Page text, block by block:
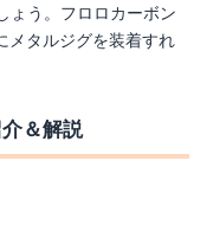
ょう。フロロカーボン
メタルジグを装着すれ
＆解説